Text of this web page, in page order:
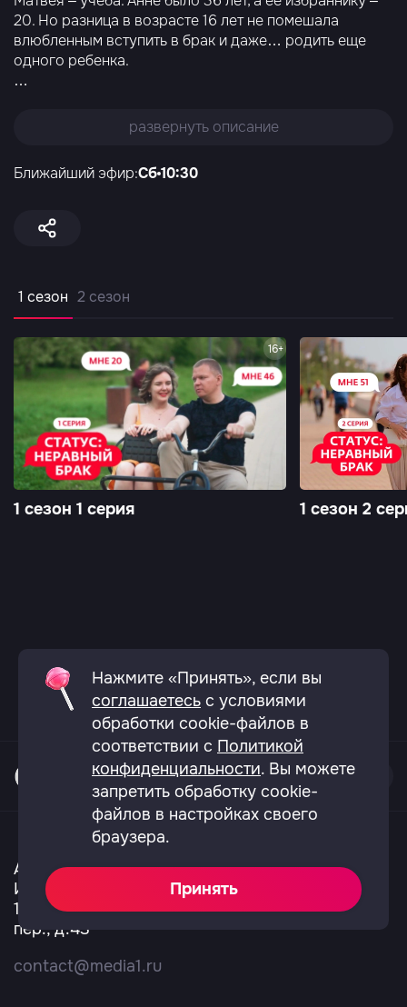
20. Но разница в возрасте 16 лет не помешала
влюбленным вступить в брак и даже… родить еще
одного ребенка.
…
развернуть описание
Ближайший эфир:Сб10:30
1 сезон 2 сезон
16+
1 сезон 1 серия 1 сезон 2
О телеканалеВакансии
Согласие на обработку перс.данных
АО «ТВ сервис»
ИНН 7703136921
123557, город Москва, Большой Тишинский
пер., д.43
contact@media1.ru
Нажмите «Принять», если вы
соглашаетесь с условиями
обработки cookie-файлов в
соответствии с Политикой
конфиденциальности. Вы можете
запретить обработку cookie-
файлов в настройках своего
браузера.
Принять